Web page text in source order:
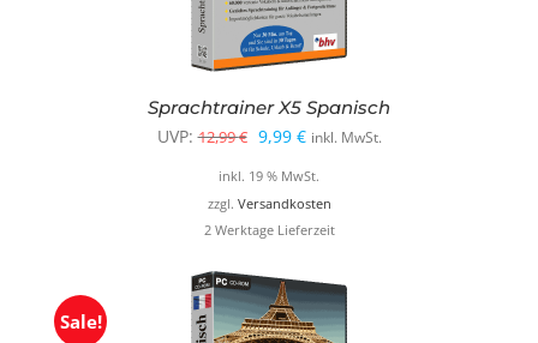
Sprachtrainer X5 Spanisch
UVP: 12,99€ Ursprünglicher
Preis
war:
12,99 €
9,99 €Aktueller
Preis
ist:
9,99 €.
inkl. MwSt.
inkl. 19 % MwSt.
zzgl. Versandkosten
2 Werktage Lieferzeit
Sale!